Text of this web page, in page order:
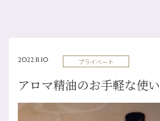
2022.11.10 プライベート
アロマ精油のお手軽な使